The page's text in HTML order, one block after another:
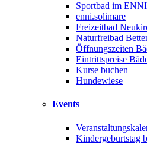
Sportbad im
enni.solimare
Freizeitbad
Naturfreibad
Öffnungszeiten
Eintrittspreise
Kurse buchen
Hundewiese
Events
Kindergeburtstag